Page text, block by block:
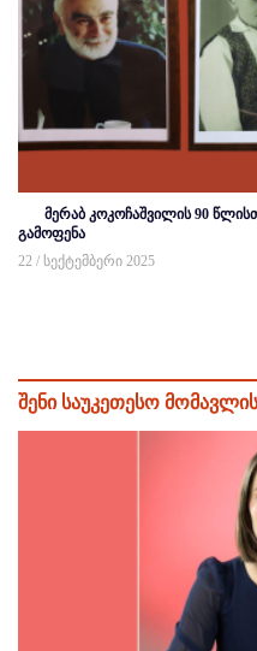
მერაბ კოკოჩაშვილის 90
გამოფენა
22 / სექტემბერი 2025
შენი საუკეთესო